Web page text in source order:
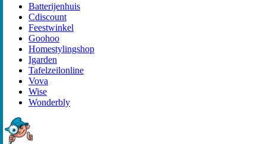
Batterijenhuis
Cdiscount
Feestwinkel
Goohoo
Homestylingshop
Igarden
Tafelzeilonline
Vova
Wise
Wonderbly